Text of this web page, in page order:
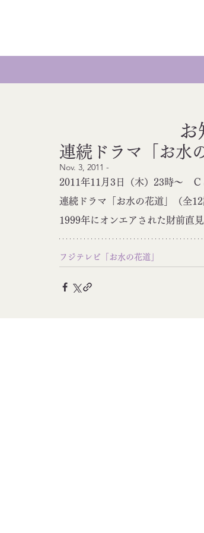
連続ドラマ「お水
Nov. 3, 2011 -
2011年11月3日（木）23時～　
連続ドラマ「お水の花道」（全
1999年にオンエアされた財前直
フジテレビ「お水の花道」
お